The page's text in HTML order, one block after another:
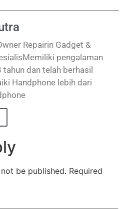
Repairin Gadget &
pengalaman
tahun dan telah berhasil
Handphone lebih dari
be published. Required